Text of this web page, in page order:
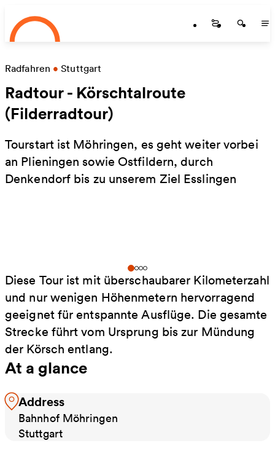
Skip to main content
Startseite
Radfahren • Stuttgart
Radtour - Körschtalroute
(Filderradtour)
Tourstart ist Möhringen, es geht weiter vorbei
an Plieningen sowie Ostfildern, durch
Denkendorf bis zu unserem Ziel Esslingen
Diese Tour ist mit überschaubarer Kilometerzahl
und nur wenigen Höhenmetern hervorragend
geeignet für entspannte Ausflüge. Die gesamte
Strecke führt vom Ursprung bis zur Mündung
der Körsch entlang.
At a glance
Address
Bahnhof Möhringen
Stuttgart